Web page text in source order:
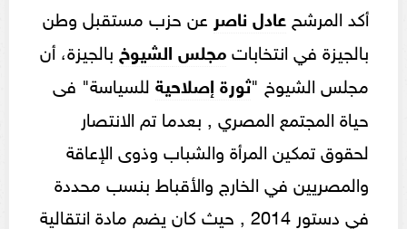
أكد المرشحعادل ناصر عن حزب مستقبل وطن
بالجيزة في انتخاباتمجلس الشيوخ بالجيزة، أن
مجلس الشيوخ "ثورة إصلاحية للسياسة" فى
حياة المجتمع المصري , بعدما تم الانتصار
لحقوق تمكين المرأة والشباب وذوى الإعاقة
والمصريين في الخارج والأقباط بنسب محددة
في دستور 2014 , حيث كان يضم مادة انتقالية